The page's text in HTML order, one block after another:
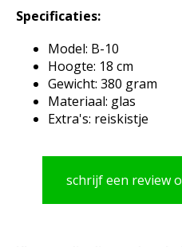
Specificaties:
Model: B-10
Hoogte: 18 cm
Gewicht: 380 gram
Materiaal: glas
Extra's: reiskistje
schrijf een review